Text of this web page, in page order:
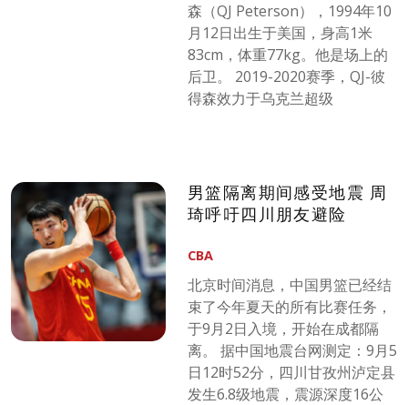
森（QJ Peterson），1994年10
月12日出生于美国，身高1米
83cm，体重77kg。他是场上的
后卫。 2019-2020赛季，QJ-彼
得森效力于乌克兰超级
男篮隔离期间感受地震 周
琦呼吁四川朋友避险
CBA
北京时间消息，中国男篮已经结
束了今年夏天的所有比赛任务，
于9月2日入境，开始在成都隔
离。 据中国地震台网测定：9月5
日12时52分，四川甘孜州泸定县
发生6.8级地震，震源深度16公